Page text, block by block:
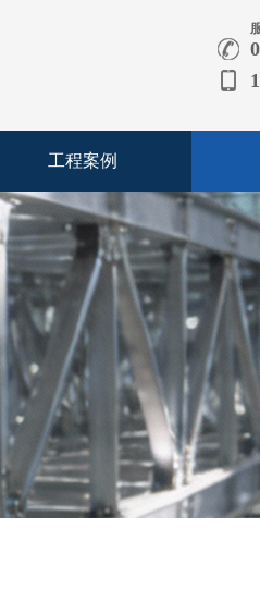
工程案例